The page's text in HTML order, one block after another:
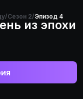
/Сезон 2/Эпизод 4
из эпохи